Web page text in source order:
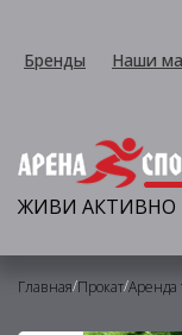
Бренды Наши
ЖИВИ АКТИВНО
Главная/Прокат/Аренда